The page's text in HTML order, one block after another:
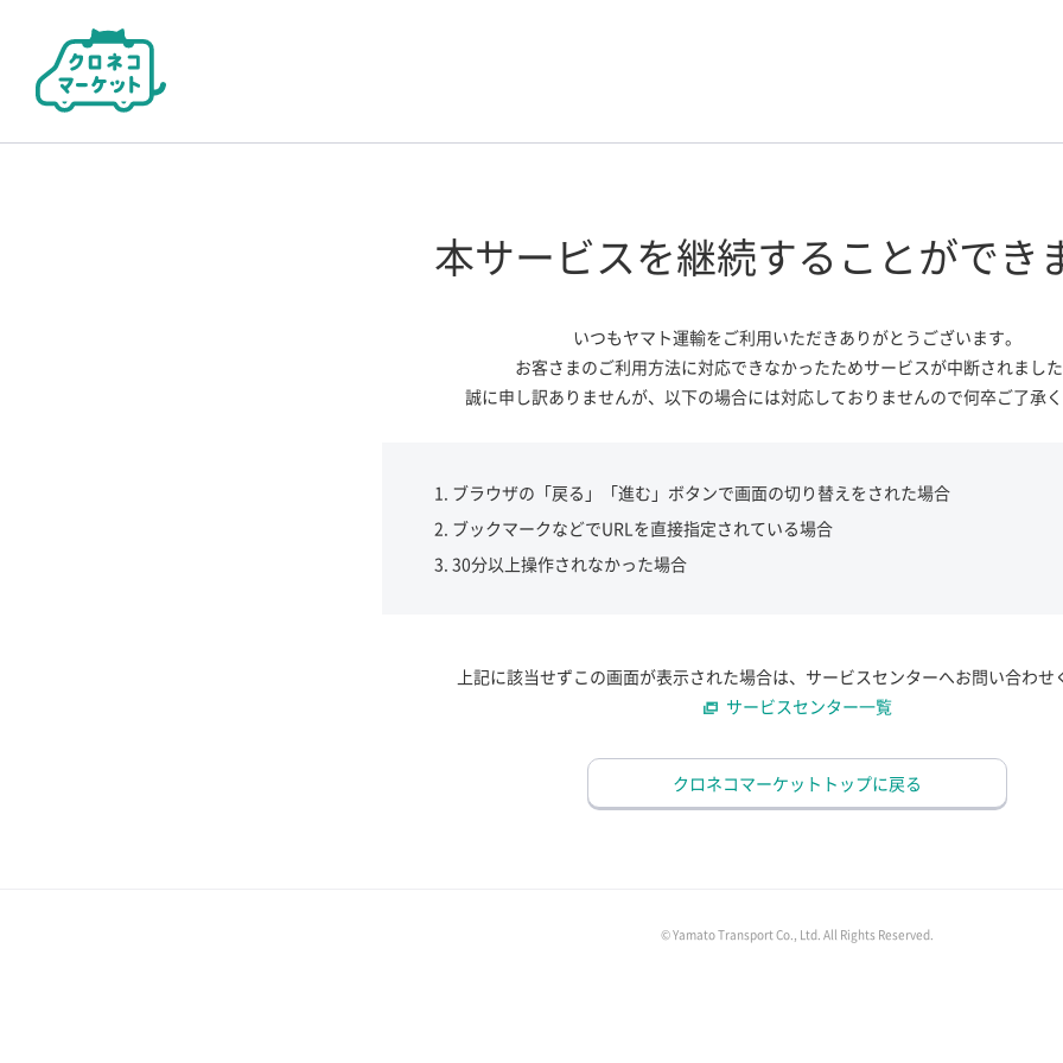
本サービスを継続する ことができ
いつもヤマト運輸をご利用いただきありがとうございます。
お客さまのご利用方法に対応できなかったためサービスが中断されました
誠に申し訳ありませんが、 以下の場合には対応しておりませんので何卒ご了承く
ブラウザの「戻る」「進む」ボタンで画面の切り替えをされた場合
ブックマークなどでURLを直接指定されている場合
30分以上操作されなかった場合
上記に該当せずこの画面が表示された場合は、サービスセンターへお問い合わせ
サービスセンター一覧
クロネコマーケットトップに戻る
© Yamato Transport Co., Ltd. All Rights Reserved.